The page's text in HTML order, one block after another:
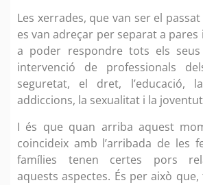
Les xerrades, que van ser el
es van adreçar per separat a
a poder respondre tots els
intervenció de professionals
seguretat, el dret, l’educació,
addiccions, la sexualitat i la
I és que quan arriba aquest
coincideix amb l’arribada de les
famílies tenen certes pors
aquests aspectes. És per això